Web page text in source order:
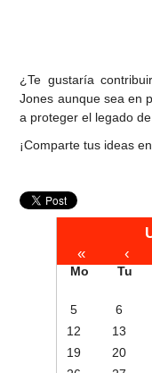
¿Te gustaría
Jones aunque sea en
a proteger el legado
¡Comparte tus ideas
«
‹
Mo Tu
5
6
12
13
19
20